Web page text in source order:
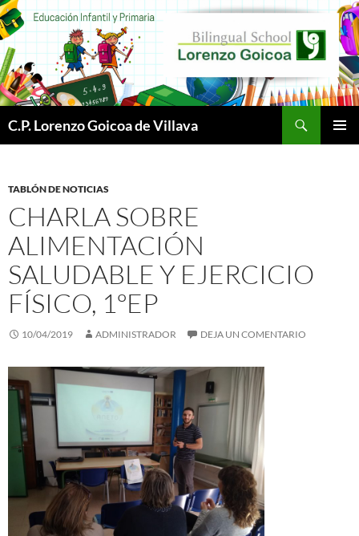
C.P. Lorenzo Goicoa de Villava
TABLÓN DE NOTICIAS
CHARLA SOBRE
ALIMENTACIÓN
SALUDABLE Y EJERCICIO
FÍSICO, 1ºEP
10/04/2019 ADMINISTRADOR DEJA UN COMENTARIO